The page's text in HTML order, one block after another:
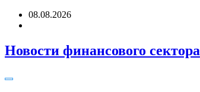
Перейти08.08.2026
Новости финансового сектора